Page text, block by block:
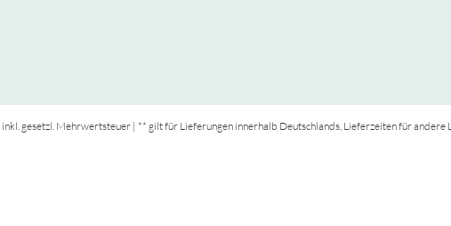
inkl. gesetzl. Mehrwertsteuer | ** gilt für Lieferungen innerhalb Deutschlands, Lieferzeiten für andere